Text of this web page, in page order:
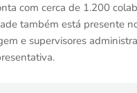
com cerca de 1.200
também está presente
e supervisores